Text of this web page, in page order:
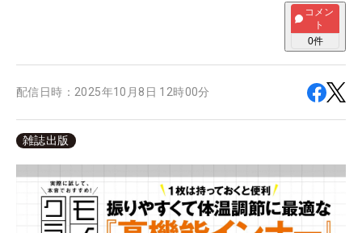
コメン
ト
0件
配信日時： 2025年10月8日 12時00分
雑誌出版